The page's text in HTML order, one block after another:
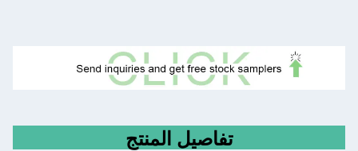
تفاصيل المنتج